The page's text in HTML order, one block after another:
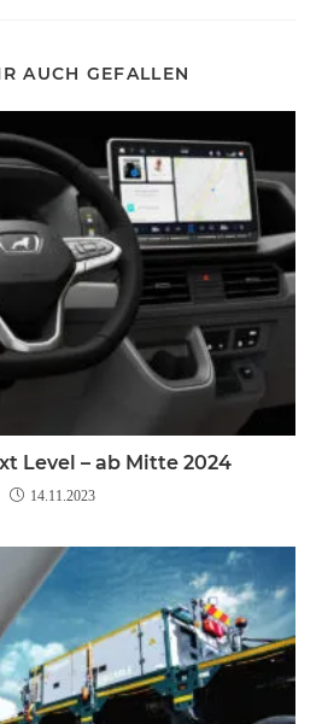
AUCH GEFALLEN
Level – ab Mitte 2024
14.11.2023